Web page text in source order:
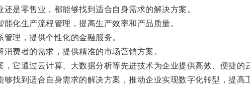
零售业，都能够找到适合自身需求的解决方案。
生产流程管理，提高生产效率和产品质量。
理，提供个性化的金融服务。
费者的需求，提供精准的市场营销方案。
通过云计算、大数据分析等先进技术为企业提供高效、便捷的
到适合自身需求的解决方案，推动企业实现数字化转型，提高